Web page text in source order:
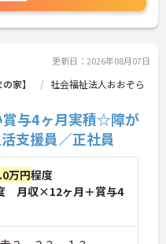
更新日：2026年08月07日
家】
社会福祉法人おおぞら
賞与4ヶ月実積☆障が
支援員／正社員
万円程度
月収×12ヶ月＋賞与4